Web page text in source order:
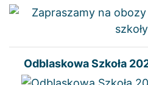
Odblaskowa Szkoła